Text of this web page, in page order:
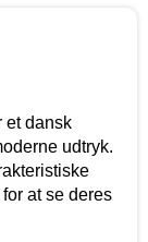
et dansk
udtryk.
at se deres